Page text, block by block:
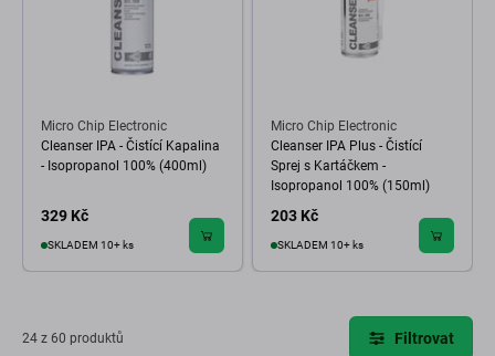
Micro Chip Electronic
Cleanser IPA - Čistící Kapalina
- Isopropanol 100% (400ml)
329 Kč
SKLADEM 10+ ks
Micro Chip Electronic
Cleanser IPA Plus - Čistící
Sprej s Kartáčkem -
Isopropanol 100% (150ml)
203 Kč
SKLADEM 10+ ks
24 z 60 produktů Filtrovat